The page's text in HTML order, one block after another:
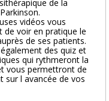
de la
vidéos vous
voir en pratique le
de ses patients.
des quiz et
qui rythmeront la
vous permettront de
sur l avancée de vos